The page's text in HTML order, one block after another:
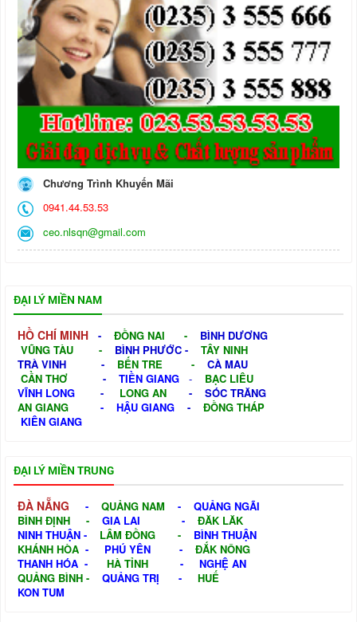
Chương Trình Khuyến Mãi
0941.44.53.53
ceo.nlsqn@gmail.com
ĐẠI LÝ MIỀN NAM
HỒ CHÍ MINH - ĐỒNG NAI - BÌNH DƯƠNG
VŨNG TÀU - BÌNH PHƯỚC - TÂY NINH
TRÀ VINH - BẾN TRE - CÀ MAU
CẦN THƠ - TIỀN GIANG - BẠC LIÊU
VĨNH LONG
- LONG AN - SÓC TRĂNG
AN GIANG
- HẬU GIANG -
ĐỒNG THÁP
KIÊN GIANG
ĐẠI LÝ MIỀN TRUNG
ĐÀ NẴNG - QUẢNG NAM - QUẢNG NGÃI
BÌNH ĐỊNH
- GIA LAI - ĐĂK LĂK
NINH THUẬN - LÂM ĐỒNG - BÌNH THUẬN
KHÁNH HÒA - PHÚ YÊN -
ĐẮK NÔNG
THANH HÓA - HÀ TỈNH -
NGHỆ AN
QUẢNG BÌNH - QUẢNG TRỊ -
HUẾ
KON TUM